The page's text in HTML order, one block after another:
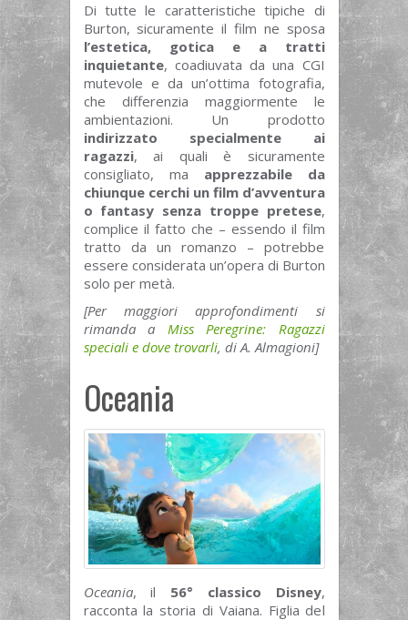
Di tutte le caratteristiche tipiche di
Burton, sicuramente il film ne sposa
l’estetica, gotica e a tratti
inquietante, coadiuvata da una CGI
mutevole e da un’ottima fotografia,
che differenzia maggiormente le
ambientazioni. Un prodotto
indirizzato specialmente ai
ragazzi, ai quali è sicuramente
consigliato, ma apprezzabile da
chiunque cerchi un film d’avventura
o fantasy senza troppe pretese,
complice il fatto che – essendo il film
tratto da un romanzo – potrebbe
essere considerata un’opera di Burton
solo per metà.
[Per maggiori approfondimenti si
rimanda a Miss Peregrine: Ragazzi
speciali e dove trovarli, di A. Almagioni]
Oceania
Oceania, il 56° classico Disney,
racconta la storia di Vaiana. Figlia del